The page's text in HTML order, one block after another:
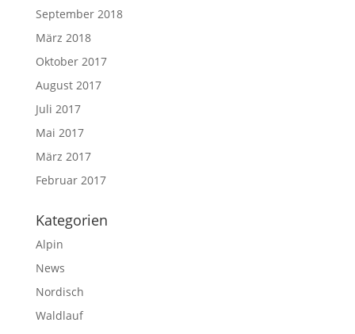
September 2018
März 2018
Oktober 2017
August 2017
Juli 2017
Mai 2017
März 2017
Februar 2017
Kategorien
Alpin
News
Nordisch
Waldlauf